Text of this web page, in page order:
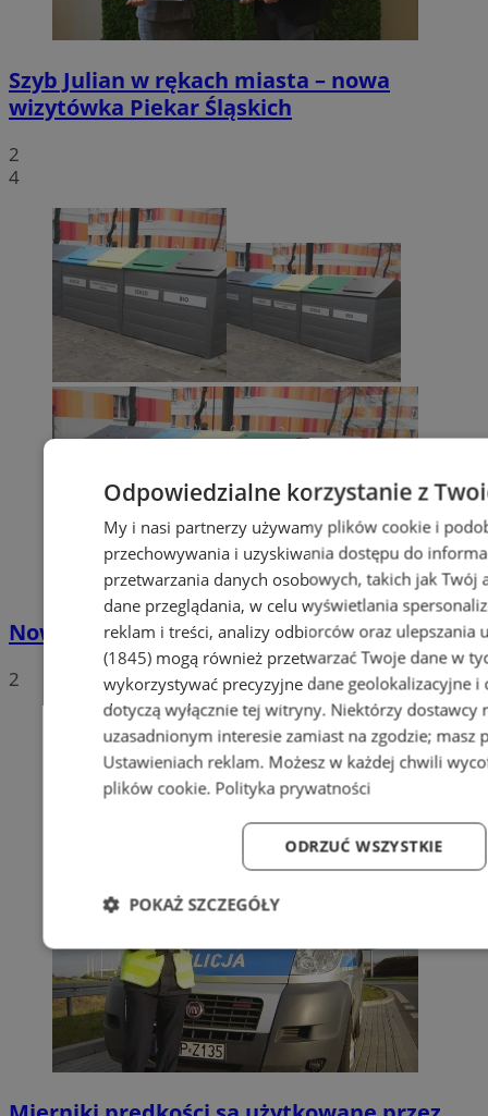
Szyb Julian w rękach miasta – nowa
wizytówka Piekar Śląskich
2
4
Nowe stawki za odbiór odpadów
2
Odpowiedzialne korzystanie z
My i nasi partnerzy używamy plików cookie i
przechowywania i uzyskiwania dostępu do
przetwarzania danych osobowych, takich jak
dane przeglądania, w celu wyświetlania
reklam i treści, analizy odbiorców oraz ulepszania
(1845)mogą również przetwarzać Twoje dane w
wykorzystywać precyzyjne dane geolokalizacyjne
dotyczą wyłącznie tej witryny. Niektórzy dostawcy
uzasadnionym interesie zamiast na zgodzie; masz
Ustawieniach reklam. Możesz w każdej chwili
plików cookie. Polityka prywatności
ODRZUĆ WSZYSTKIE
POKAŻ SZCZEGÓŁY
Niezbędne Wydajność Targetowanie
Niezbędne Wydajność Targetowanie